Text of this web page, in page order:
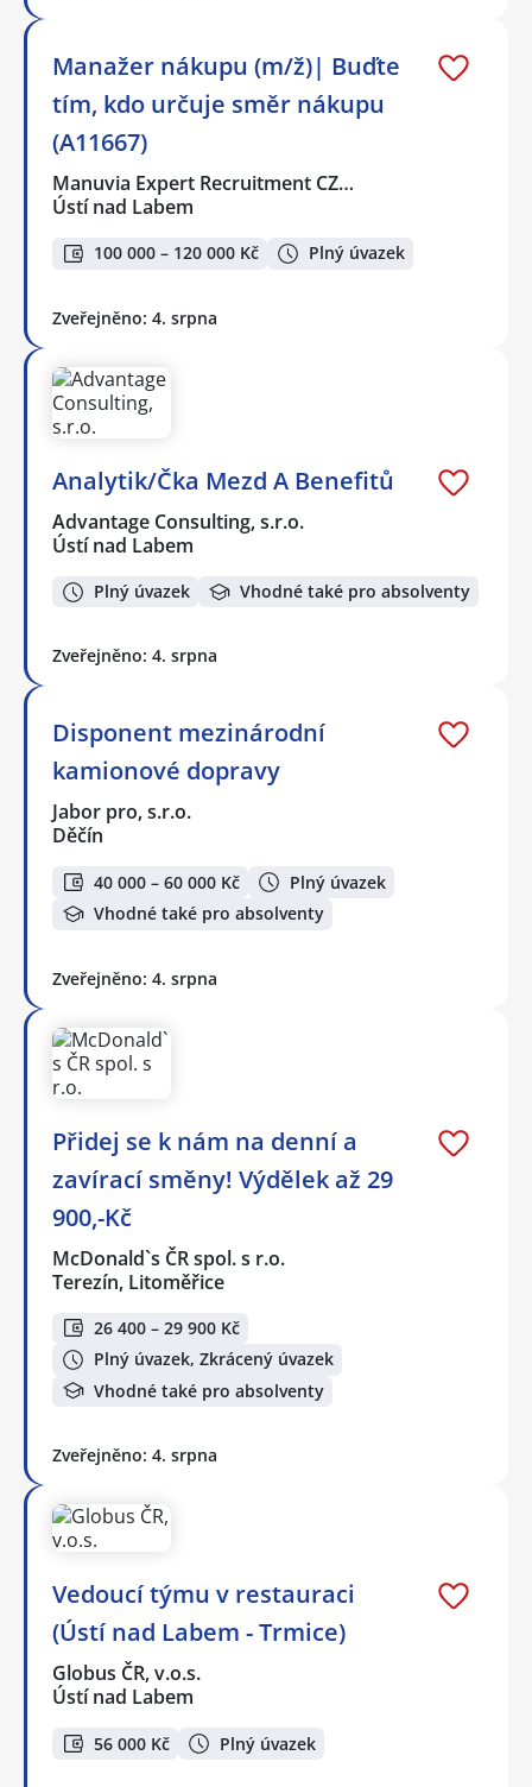
Manažer nákupu (m/ž)| Buďte
tím, kdo určuje směr nákupu
(A11667)
Manuvia Expert Recruitment CZ…
Ústí nad Labem
100 000 – 120 000 Kč Plný úvazek
Zveřejněno: 4. srpna
Analytik/Čka Mezd A Benefitů
Advantage Consulting, s.r.o.
Ústí nad Labem
Plný úvazek Vhodné také pro absolventy
Zveřejněno: 4. srpna
Disponent mezinárodní
kamionové dopravy
Jabor pro, s.r.o.
Děčín
40 000 – 60 000 Kč
Plný úvazek
Vhodné také pro absolventy
Zveřejněno: 4. srpna
Přidej se k nám na denní a
zavírací směny! Výdělek až 29
900,-Kč
McDonald`s ČR spol. s r.o.
Terezín, Litoměřice
26 400 – 29 900 Kč
Plný úvazek, Zkrácený úvazek
Vhodné také pro absolventy
Zveřejněno: 4. srpna
Vedoucí týmu v restauraci
(Ústí nad Labem - Trmice)
Globus ČR, v.o.s.
Ústí nad Labem
56 000 Kč Plný úvazek